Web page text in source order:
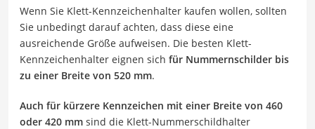
Wenn Sie Klett-Kennzeichenhalter kaufen wollen, sollten
Sie unbedingt darauf achten, dass diese eine
ausreichende Größe aufweisen. Die besten Klett-
Kennzeichenhalter eignen sich für Nummernschilder bis
zu einer Breite von 520 mm.
Auch für kürzere Kennzeichen mit einer Breite von 460
oder 420 mm sind die Klett-Nummerschildhalter